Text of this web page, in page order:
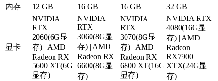
内存
12 GB 16 GB 16 GB 32 GB
显卡
NVIDIA
RTX
2060(6G显
存) | AMD
Radeon RX
5600 XT(6G
显存)
NVIDIA
RTX
3060(8G显
存) | AMD
Radeon RX
6600(8G显
存)
NVIDIA
RTX
3070(8G显
存) | AMD
Radeon RX
6800 XT(16G
显存)
NVIDIA RTX
4080(16G显
存) | AMD
Radeon
RX7900
XTX(24G显
存)